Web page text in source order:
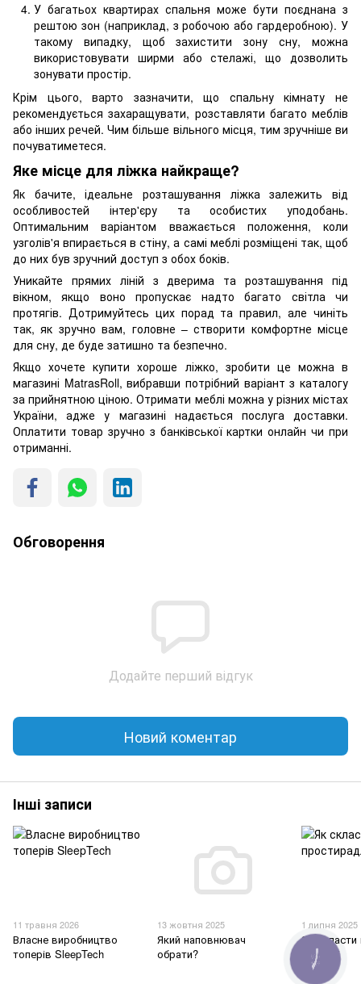
У багатьох квартирах спальня може бути поєднана з
рештою зон (наприклад, з робочою або гардеробною). У
такому випадку, щоб захистити зону сну, можна
використовувати ширми або стелажі, що дозволить
зонувати простір.
Крім цього, варто зазначити, що спальну кімнату не
рекомендується захаращувати, розставляти багато меблів
або інших речей. Чим більше вільного місця, тим зручніше ви
почуватиметеся.
Яке місце для ліжка найкраще?
Як бачите, ідеальне розташування ліжка залежить від
особливостей інтер'єру та особистих уподобань.
Оптимальним варіантом вважається положення, коли
узголів'я впирається в стіну, а самі меблі розміщені так, щоб
до них був зручний доступ з обох боків.
Уникайте прямих ліній з дверима та розташування під
вікном, якщо воно пропускає надто багато світла чи
протягів. Дотримуйтесь цих порад та правил, але чиніть
так, як зручно вам, головне – створити комфортне місце
для сну, де буде затишно та безпечно.
Якщо хочете купити хороше ліжко, зробити це можна в
магазині MatrasRoll, вибравши потрібний варіант з каталогу
за прийнятною ціною. Отримати меблі можна у різних містах
України, адже у магазині надається послуга доставки.
Оплатити товар зручно з банківської картки онлайн чи при
отриманні.
Обговорення
Додайте перший відгук
Новий коментар
Інші записи
11 травня 2026
Власне виробництво
топерів SleepTech
13 жовтня 2025
Який наповнювач
обрати?
1 липня 2025
Як
на гумці
КНОПКА
ЗВ'ЯЗКУ